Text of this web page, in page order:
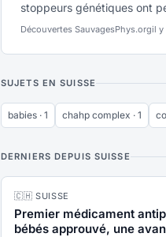
stoppeurs génétiques ont
Découvertes SauvagesPhys.orgil y
SUJETS EN SUISSE
babies · 1 chahp complex · 1
DERNIERS DEPUIS SUISSE
🇨🇭 SUISSE
Premier médicament
bébés approuvé, une